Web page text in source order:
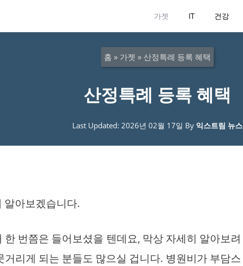
가젯 IT 건강
홈 » 가젯 » 산정특례 등록 혜택
산정특례 등록 혜택
Last Updated: 2026년 02월 17일 By 익스트림 뉴스
알아보겠습니다.
번쯤은 들어보셨을 텐데요, 막상 자세히 알아보려
리게 되는 분들도 많으실 겁니다. 병원비가 부담스